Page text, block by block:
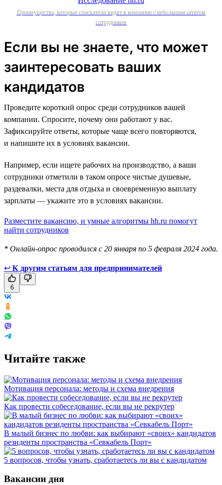
Преимущества, которые соискатели видят в компании с небольшим штатом
сотрудников
Если вы не знаете, что может
заинтересовать ваших
кандидатов
Проведите короткий опрос среди сотрудников вашей
компании. Спросите, почему они работают у вас.
Зафиксируйте ответы, которые чаще всего повторяются,
и напишите их в условиях вакансии.
Например, если ищете рабочих на производство, а ваши
сотрудники отметили в таком опросе чистые душевые,
раздевалки, места для отдыха и своевременную выплату
зарплаты — укажите это в условиях вакансии.
Разместите вакансию, и умные алгоритмы hh.ru помогут
найти сотрудников
* Онлайн-опрос проводился с 20 января по 5 февраля 2024 года.
↩ К другим статьям для предпринимателей
6
Читайте также
Мотивация персонала: методы и схема внедрения
Как провести собеседование, если вы не рекрутер
В малый бизнес по любви: как выбирают «своих» кандидатов
резиденты пространства «Севкабель Порт»
5 вопросов, чтобы узнать, сработаетесь ли вы с кандидатом
Вакансии дня